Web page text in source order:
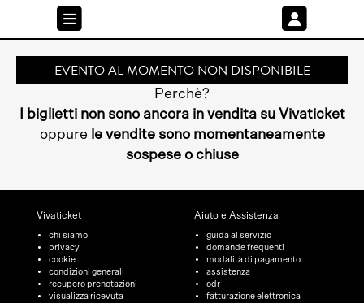
EVENTO AL MOMENTO NON DISPONIBILE
Perchè?
I biglietti non sono ancora in vendita su Vivaticket
oppure le vendite sono momentaneamente
sospese o chiuse
Vivaticket
chi siamo
privacy
cookie
condizioni generali
recupero prenotazioni
visualizza ricevuta
Aiuto e Assistenza
guida al servizio
domande frequenti
modalità di pagamento
assistenza
odr
fatturazione elettronica